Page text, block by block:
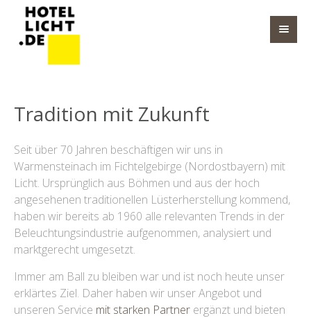
Tradition mit Zukunft
Seit über 70 Jahren beschäftigen wir uns in
Warmensteinach im Fichtelgebirge (Nordostbayern) mit
Licht. Ursprünglich aus Böhmen und aus der hoch
angesehenen traditionellen Lüsterherstellung kommend,
haben wir bereits ab 1960 alle relevanten Trends in der
Beleuchtungsindustrie aufgenommen, analysiert und
marktgerecht umgesetzt.
Immer am Ball zu bleiben war und ist noch heute unser
erklärtes Ziel. Daher haben wir unser Angebot und
unseren Service mit starken Partner ergänzt und bieten